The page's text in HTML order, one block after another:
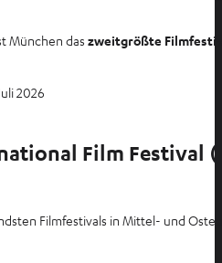
b
f
München das zweitgrößte
2026
Film Festival
Filmfestivals in Mittel- und